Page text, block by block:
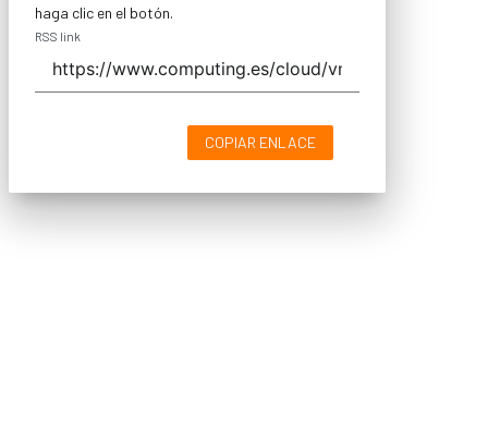
haga clic en el botón.
RSS link
COPIAR ENLACE